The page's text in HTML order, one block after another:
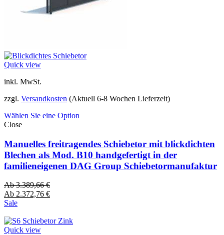
Quick view
inkl. MwSt.
zzgl. Versandkosten (Aktuell 6-8 Wochen Lieferzeit)
Wählen Sie eine Option
Close
Manuelles freitragendes Schiebetor mit blickdichten
Blechen als Mod. B10 handgefertigt in der
familieneigenen DAG Group Schiebetormanufaktur
Ab3.389,66€
Ab 2.372,76 €
Sale
Quick view